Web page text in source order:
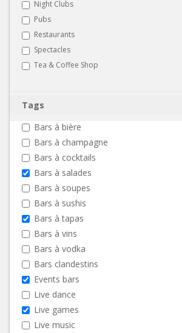
Night Clubs
Pubs
Restaurants
Spectacles
Tea & Coffee Shop
Tags
Bars à bière
Bars à champagne
Bars à cocktails
Bars à salades
Bars à soupes
Bars à sushis
Bars à tapas
Bars à vins
Bars à vodka
Bars clandestins
Events bars
Live dance
Live games
Live music